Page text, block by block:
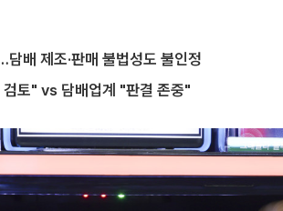
배 제조·판매 불법성도 불인정
토" vs 담배업계 "판결 존중"